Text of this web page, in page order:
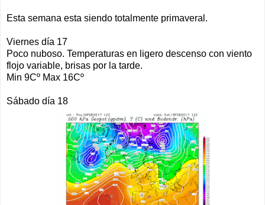
Esta semana esta siendo totalmente primaveral.
Viernes día 17
Poco nuboso. Temperaturas en ligero descenso con viento
flojo variable, brisas por la tarde.
Min 9Cº Max 16Cº
Sábado día 18